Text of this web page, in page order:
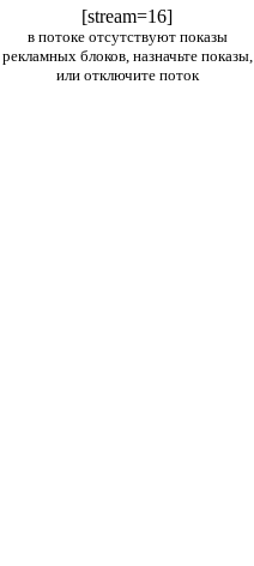
[stream=16]
в потоке отсутствуют показы
рекламных блоков, назначьте показы,
или отключите поток